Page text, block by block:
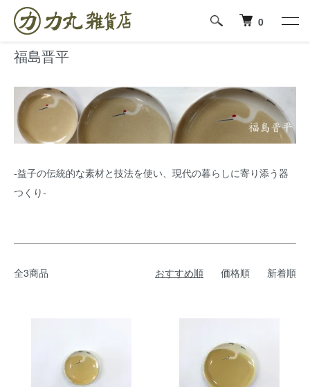
0
ホーム 福島晋平
福島晋平
-益子の伝統的な素材と技法を使い、現代の暮らしに寄り添う器
つくり-
全3商品 おすすめ順 価格順 新着順